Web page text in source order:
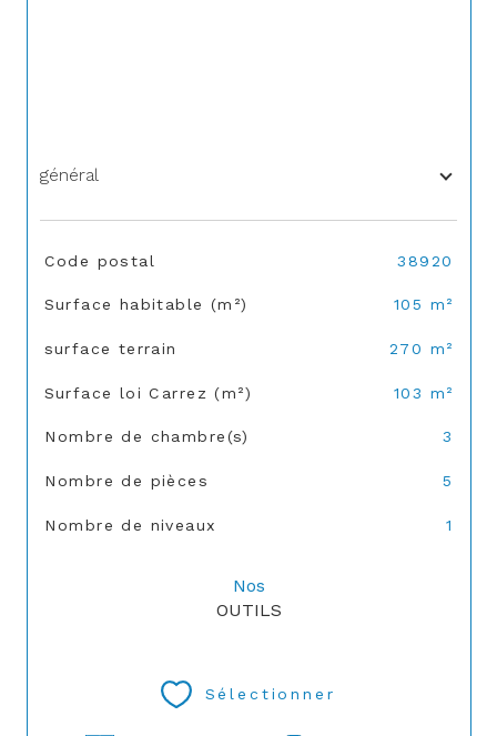
général
TRAD_SIROCCO_Caracteristique
Code postal 38920
Surface habitable (m²) 105 m²
surface terrain 270 m²
Surface loi Carrez (m²) 103 m²
Nombre de chambre(s) 3
Nombre de pièces 5
Nombre de niveaux 1
Nos
OUTILS
Sélectionner